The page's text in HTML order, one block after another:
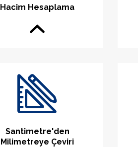
Hacim Hesaplama
Santimetre'den
Milimetreye Çeviri